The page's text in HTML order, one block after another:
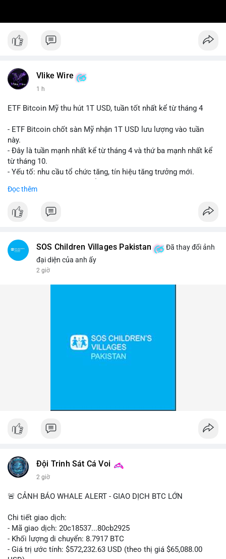
Vlike Wire
1 h
ETF Bitcoin Mỹ thu hút 1T USD, tuần tốt nhất kể từ tháng 4
- ETF Bitcoin chốt sàn Mỹ nhận 1T USD lưu lượng vào tuần
này.
- Đây là tuần mạnh nhất kể từ tháng 4 và thứ ba mạnh nhất kể
từ tháng 10.
- Yếu tố: nhu cầu tổ chức tăng, tín hiệu tăng trưởng mới.
dẫn.
#binancesquare
#vlikevn #titanbot
Đọc thêm
SOS Children Villages Pakistan
Đã thay đổi ảnh
đại diện của anh ấy
2 giờ
Đội Trinh Sát Cá Voi
2 giờ
🚨 CẢNH BÁO WHALE ALERT - GIAO DỊCH BTC LỚN
Chi tiết giao dịch:
- Mã giao dịch: 20c18537...80cb2925
- Khối lượng di chuyển: 8.7917 BTC
- Giá trị ước tính: $572,232.63 USD (theo thị giá $65,088.00